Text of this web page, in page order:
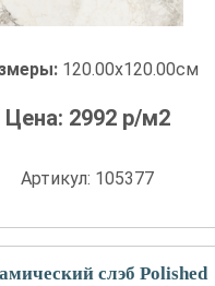
120.00x120.00см
Цена: 2992р/м2
Артикул: 105377
слэб Polished